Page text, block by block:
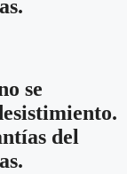
se
del